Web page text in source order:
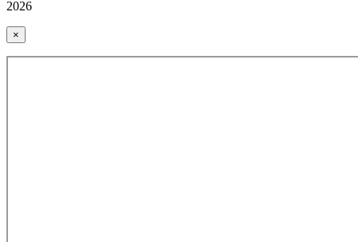
2026
×